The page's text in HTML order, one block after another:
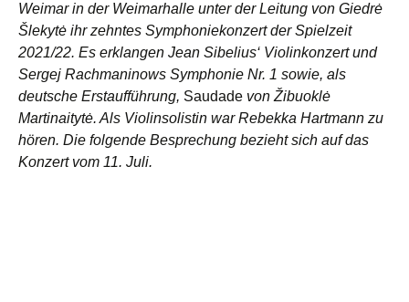
Weimar in der Weimarhalle unter der Leitung von Giedrė
Šlekytė ihr zehntes Symphoniekonzert der Spielzeit
2021/22. Es erklangen Jean Sibelius‘ Violinkonzert und
Sergej Rachmaninows Symphonie Nr. 1 sowie, als
deutsche Erstaufführung, Saudade von Žibuoklė
Martinaitytė. Als Violinsolistin war Rebekka Hartmann zu
hören. Die folgende Besprechung bezieht sich auf das
Konzert vom 11. Juli.